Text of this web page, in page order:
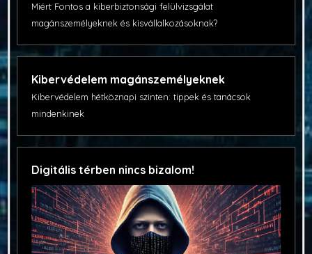
Miért Fontos a kiberbiztonsági felülvizsgálat
magánszemélyeknek és kisvállalkozásoknak?
Kibervédelem magánszemélyeknek
Kibervédelem hétköznapi szinten: tippek és tanácsok
mindenkinek
Digitális térben nincs bizalom!